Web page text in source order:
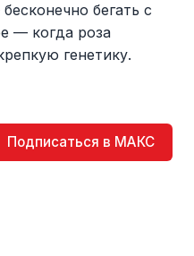
бегать с
— когда роза
генетику.
Подписаться в МАКС